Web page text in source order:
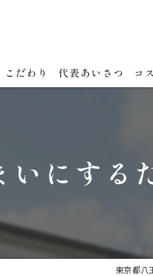
こだわり 代表あいさつ コ
いにする
東京都八